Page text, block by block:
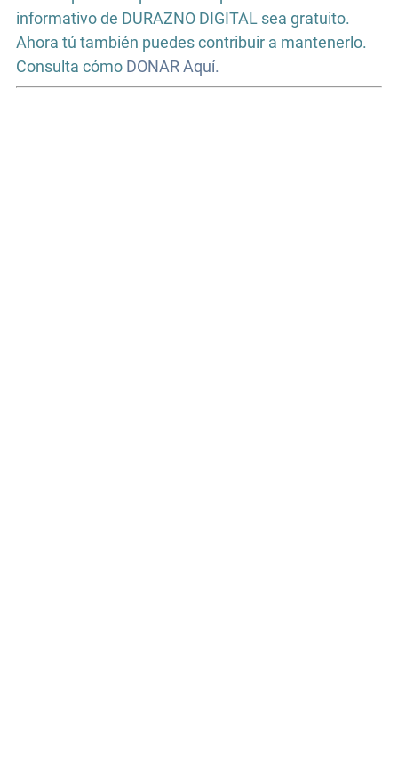
informativo de DURAZNO DIGITAL sea gratuito.
Ahora tú también puedes contribuir a mantenerlo.
Consulta cómo DONAR Aquí.